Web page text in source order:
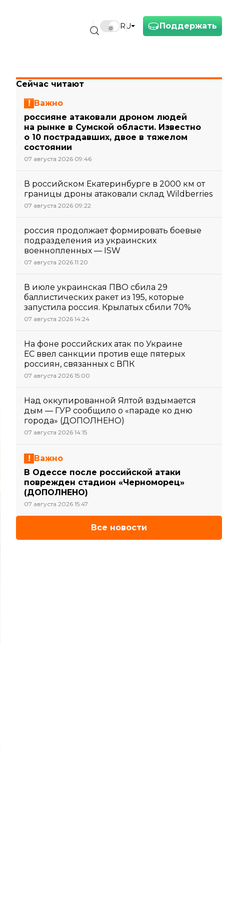
Поддержать
RU
Сейчас читают
Важно
россияне атаковали дроном людей
на рынке в Сумской области. Известно
о 10 пострадавших, двое в тяжелом
состоянии
07 августа 2026 09:46
В российском Екатеринбурге в 2000 км от
границы дроны атаковали склад Wildberries
07 августа 2026 09:22
россия продолжает формировать боевые
подразделения из украинских
военнопленных — ISW
07 августа 2026 11:20
В июле украинская ПВО сбила 29
баллистических ракет из 195, которые
запустила россия. Крылатых сбили 70%
07 августа 2026 14:24
На фоне российских атак по Украине
ЕС ввел санкции против еще пятерых
россиян, связанных с ВПК
07 августа 2026 15:00
Над оккупированной Ялтой вздымается
дым — ГУР сообщило о «параде ко дню
города» (ДОПОЛНЕНО)
07 августа 2026 14:15
Важно
В Одессе после российской атаки
поврежден стадион «Черноморец»
(ДОПОЛНЕНО)
07 августа 2026 15:47
Все новости